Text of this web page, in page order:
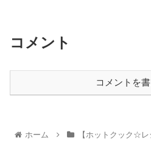
コメント
コメントを
ホーム 【ホットクック☆レ